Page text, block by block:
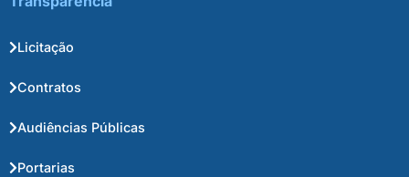
Licitação
Contratos
Audiências Públicas
Portarias